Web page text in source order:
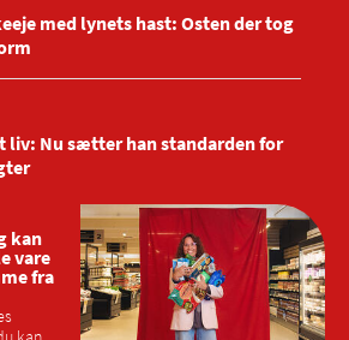
med lynets hast: Osten der tog
liv: Nu sætter han standarden for
kan
vare
fra